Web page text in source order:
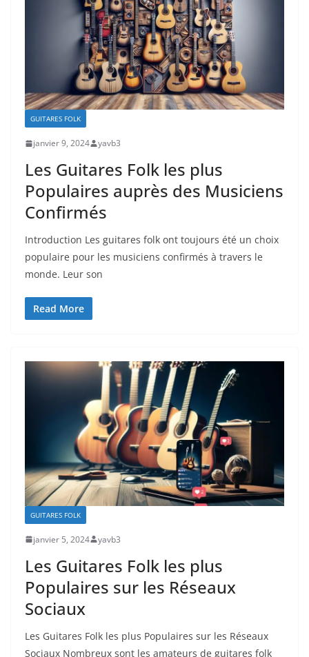
GUITARES FOLK
janvier 9, 2024 yavb3
Les Guitares Folk les plus
Populaires auprès des Musiciens
Confirmés
Introduction Les guitares folk ont toujours été un choix
populaire‌ pour⁤ les musiciens confirmés à ‌travers le ​
monde. ⁣Leur son
Read More
GUITARES FOLK
janvier 5, 2024 yavb3
Les Guitares Folk les plus
Populaires sur les Réseaux
Sociaux
Les Guitares Folk les plus Populaires sur les Réseaux
Sociaux Nombreux sont les amateurs de guitares folk